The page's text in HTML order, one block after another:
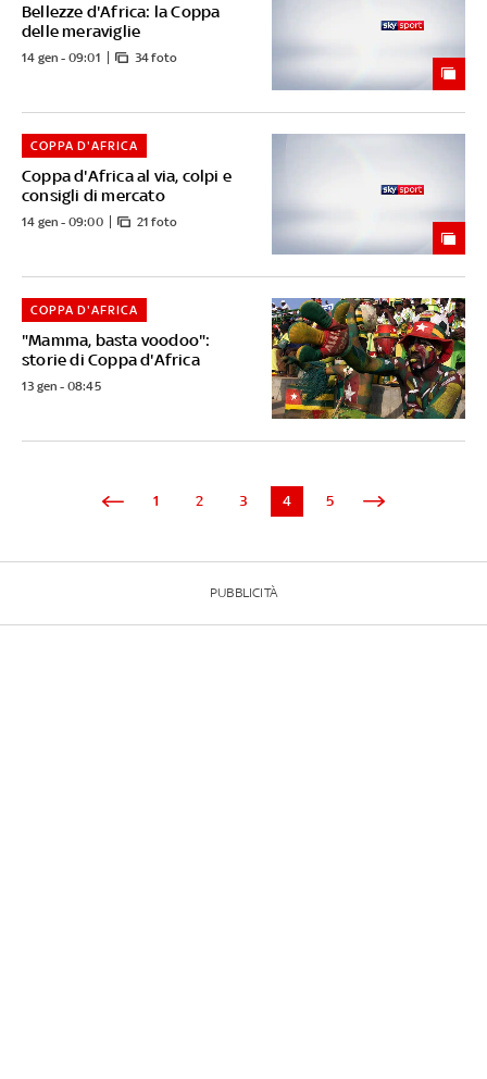
Bellezze d'Africa: la Coppa
delle meraviglie
14 gen - 09:01 34 foto
Coppa d'Africa al via, colpi e
consigli di mercato
COPPA D'AFRICA
14 gen - 09:00 21 foto
"Mamma, basta voodoo":
storie di Coppa d'Africa
COPPA D'AFRICA
13 gen - 08:45
1 2 3 4 5
PUBBLICITÀ